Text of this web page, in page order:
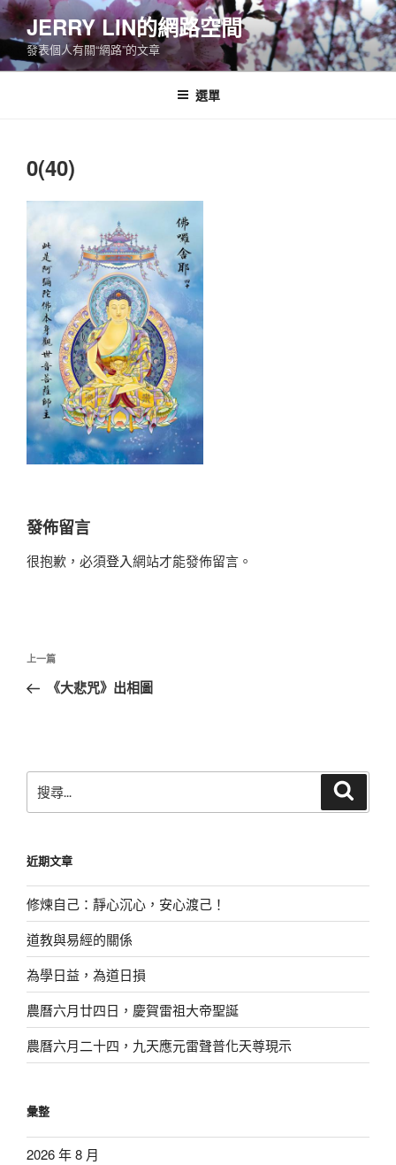
跳
至
主
要
JERRY LIN的網路空間
發表個人有關“網路”的文章
選單
0(40)
發佈留言
很抱歉，必須登入網站才能發佈留言。
文
導
上
一
上一篇
《大悲咒》出相圖
尋
字:
近期文章
修煉自己：靜心沉心，安心渡己！
道教與易經的關係
為學日益，為道日損
農曆六月廿四日，慶賀雷祖大帝聖誕
農曆六月二十四，九天應元雷聲普化天尊現示
彙整
2026 年 8 月